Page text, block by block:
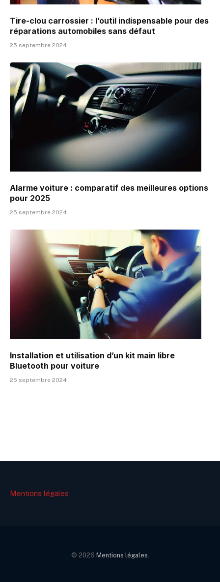
Tire-clou carrossier : l’outil indispensable pour des
réparations automobiles sans défaut
25 septembre 2024
Alarme voiture : comparatif des meilleures options
pour 2025
25 septembre 2024
Installation et utilisation d’un kit main libre
Bluetooth pour voiture
25 septembre 2024
Mentions légales
© 2026 Mentions légales